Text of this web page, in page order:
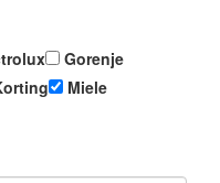
Gorenje
Miele